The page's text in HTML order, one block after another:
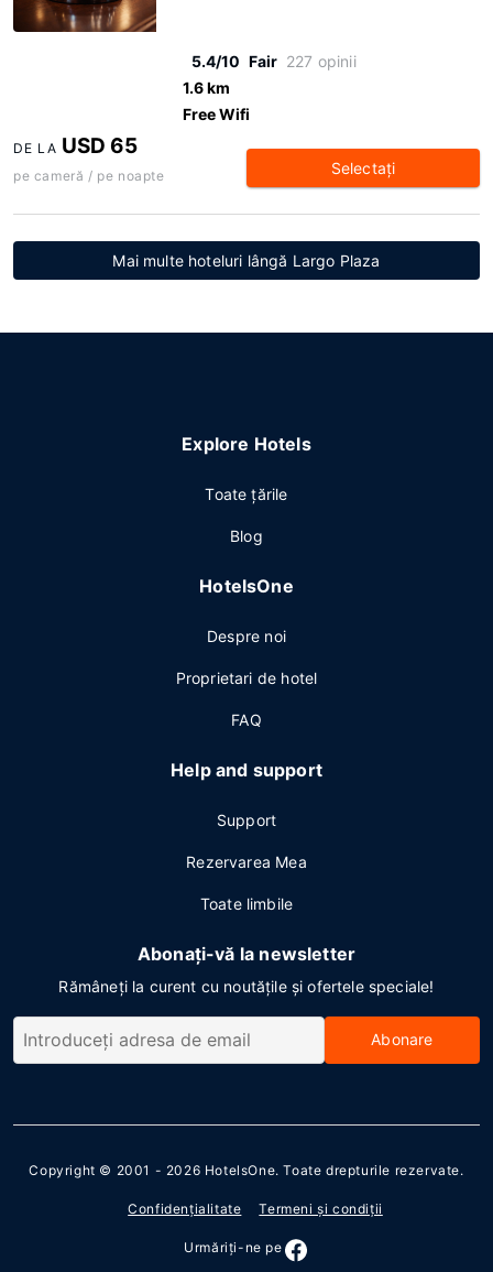
5.4/10 Fair 227 opinii
1.6 km
Free Wifi
DE LA USD 65
pe cameră / pe noapte Selectaţi
Mai multe hoteluri lângă Largo Plaza
Explore Hotels
Toate ţările
Blog
HotelsOne
Despre noi
Proprietari de hotel
FAQ
Help and support
Support
Rezervarea Mea
Toate limbile
Abonați-vă la newsletter
Rămâneți la curent cu noutățile și ofertele speciale!
Abonare
Copyright © 2001 - 2026 HotelsOne. Toate drepturile rezervate.
Confidenţialitate Termeni şi condiţii
Urmăriţi-ne pe